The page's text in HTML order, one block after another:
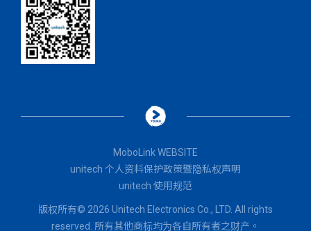
MoboLink WEBSITE
unitech 个人资料保护政策暨隐私权声明
unitech 使用规范
版权所有© 2026 Unitech Electronics Co., LTD. All rights
reserved. 所有其他商标均为各自所有者之财产。